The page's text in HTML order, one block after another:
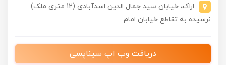
اراک، خیابان سید جمال الدین اسدآبادی (12 متری ملک)
نرسیده به تقاطع خیابان امام
دریافت وب اپ سیناپسی